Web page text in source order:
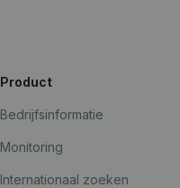
Product
Bedrijfsinformatie
Monitoring
Internationaal zoeken